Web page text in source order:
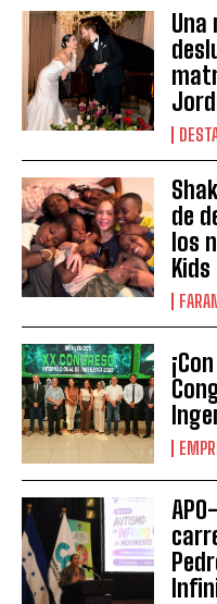
Una
de
los
Kids